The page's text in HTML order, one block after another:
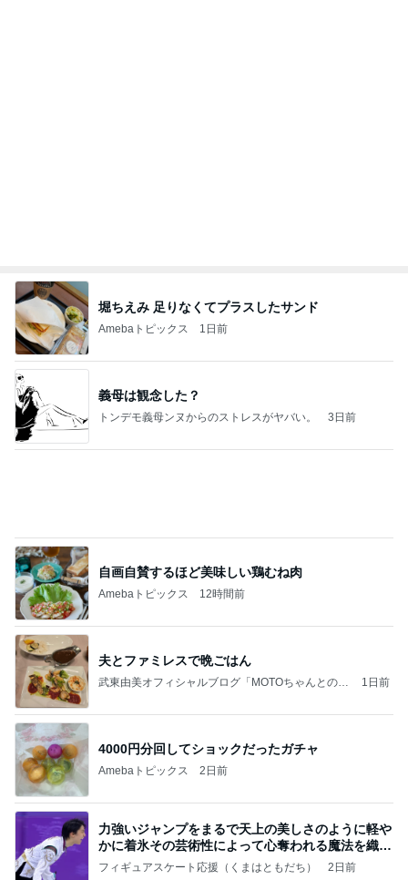
堀ちえみ 足りなくてプラスしたサンド
Amebaトピックス 1日前
義母は観念した？
トンデモ義母ンヌからのストレスがヤバい。 3日前
自画自賛するほど美味しい鶏むね肉
Amebaトピックス 12時間前
夫とファミレスで晩ごはん
武東由美オフィシャルブログ「MOTOちゃんとのは
1日前
4000円分回してショックだったガチャ
Amebaトピックス 2日前
力強いジャンプをまるで天上の美しさのように軽や
かに着氷その芸術性によって心奪われる魔法を織り
なす
フィギュアスケート応援（くまはともだち） 2日前